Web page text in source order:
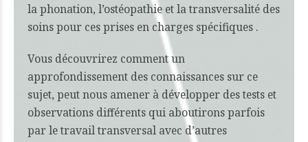
la phonation, l’ostéopathie et la transversalité des
soins pour ces prises en charges spécifiques .
Vous découvrirez comment un
approfondissement des connaissances sur ce
sujet, peut nous amener à développer des tests et
observations différents qui aboutirons parfois
par le travail transversal avec d’autres